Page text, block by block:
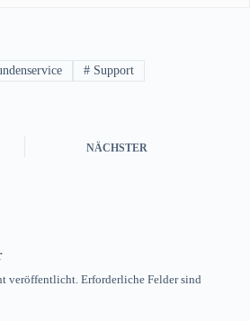
# Support
NÄCHSTER
veröffentlicht. Erforderliche Felder sind